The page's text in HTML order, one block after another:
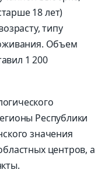
18 лет)
типу
Объем
1 200
Республики
значения
центров, а